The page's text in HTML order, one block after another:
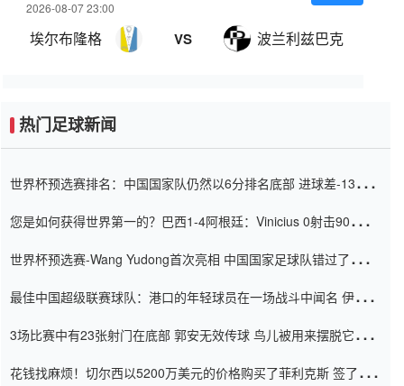
2026-08-07 23:00
埃尔布隆格 VS 波兰利兹巴克
热门足球新闻
世界杯预选赛排名：中国国家队仍然以6分排名底部 进球差-13令人
您是如何获得世界第一的？巴西1-4阿根廷：Vinicius 0射击90分钟
世界杯预选赛-Wang Yudong首次亮相 中国国家足球队错过了世界
最佳中国超级联赛球队：港口的年轻球员在一场战斗中闻名 伊万放
3场比赛中有23张射门在底部 郭安无效传球 鸟儿被用来摆脱它
花钱找麻烦！切尔西以5200万美元的价格购买了菲利克斯 签了7年